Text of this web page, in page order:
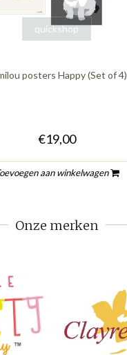
quickshop
posters Happy (Set of 4)
€19,00
aan winkelwagen
Onze merken